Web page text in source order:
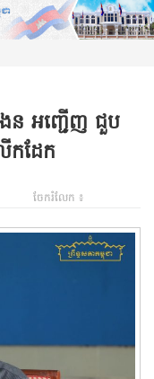
ន អញ្ជើញ ជួប
កដែក
ចែករំលែក ៖